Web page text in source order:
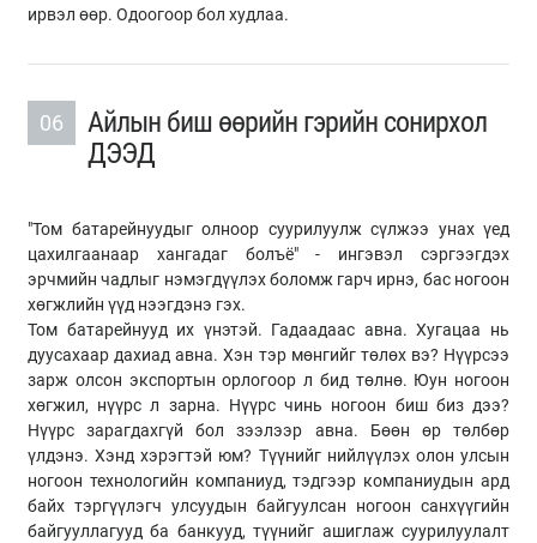
ирвэл өөр. Одоогоор бол худлаа.
06
Айлын биш өөрийн гэрийн сонирхол
ДЭЭД
"Том батарейнуудыг олноор суурилуулж сүлжээ унах үед
цахилгаанаар хангадаг болъё" - ингэвэл сэргээгдэх
эрчмийн чадлыг нэмэгдүүлэх боломж гарч ирнэ, бас ногоон
хөгжлийн үүд нээгдэнэ гэх.
Том батарейнууд их үнэтэй. Гадаадаас авна. Хугацаа нь
дуусахаар дахиад авна. Хэн тэр мөнгийг төлөх вэ? Нүүрсээ
зарж олсон экспортын орлогоор л бид төлнө. Юун ногоон
хөгжил, нүүрс л зарна. Нүүрс чинь ногоон биш биз дээ?
Нүүрс зарагдахгүй бол зээлээр авна. Бөөн өр төлбөр
үлдэнэ. Хэнд хэрэгтэй юм? Түүнийг нийлүүлэх олон улсын
ногоон технологийн компаниуд, тэдгээр компаниудын ард
байх тэргүүлэгч улсуудын байгуулсан ногоон санхүүгийн
байгууллагууд ба банкууд, түүнийг ашиглаж суурилуулалт